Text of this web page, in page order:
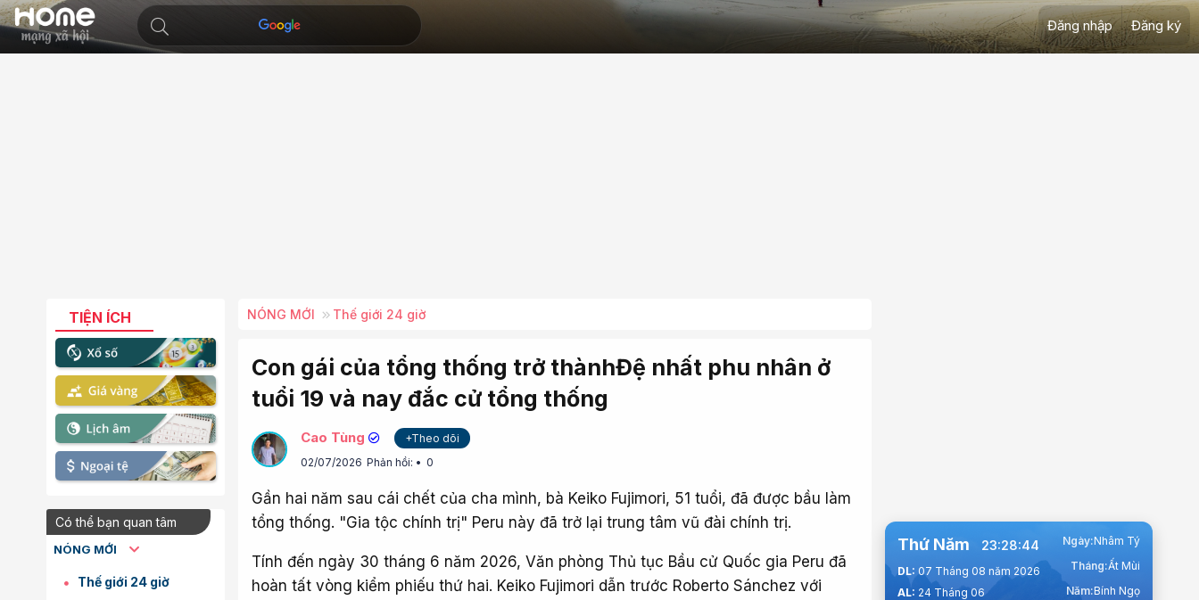
Đăng nhập Đăng ký
TIỆN ÍCH
Có thể bạn quan tâm
NÓNG MỚI
Thế giới 24 giờ
NÓNG MỚI Thế giới 24 giờ
Con gái của tổng thống trở thànhĐệ nhất phu nhân ở
tuổi 19 và nay đắc cử tổng thống
Cao Tùng
+Theo dõi
02/07/2026 Phản hồi: 0
Gần hai năm sau cái chết của cha mình, bà Keiko Fujimori, 51 tuổi, đã được bầu làm
tổng thống. "Gia tộc chính trị" Peru này đã trở lại trung tâm vũ đài chính trị.
Tính đến ngày 30 tháng 6 năm 2026, Văn phòng Thủ tục Bầu cử Quốc gia Peru đã
hoàn tất vòng kiểm phiếu thứ hai. Keiko Fujimori dẫn trước Roberto Sánchez với
Thứ Năm 23:28:45
DL: 07 Tháng 08 năm 2026
AL: 24 Tháng 06
Ngày:Nhâm Tý
Tháng:Ất Mùi
Năm:Bính Ngọ